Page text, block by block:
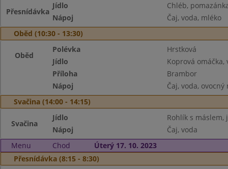
Přesnídávka
Jídlo
Chléb,
Nápoj
Čaj, voda, mléko
Oběd (10:30 - 13:30)
Oběd
Polévka
Hrstková
Jídlo
Koprová
Příloha
Brambor
Nápoj
Čaj, voda, ovocný
Svačina (14:00 - 14:15)
Svačina
Jídlo
Rohlík s máslem,
Nápoj
Čaj, voda
Menu
Chod
Úterý 17. 10. 2023
Přesnídávka (8:15 - 8:30)